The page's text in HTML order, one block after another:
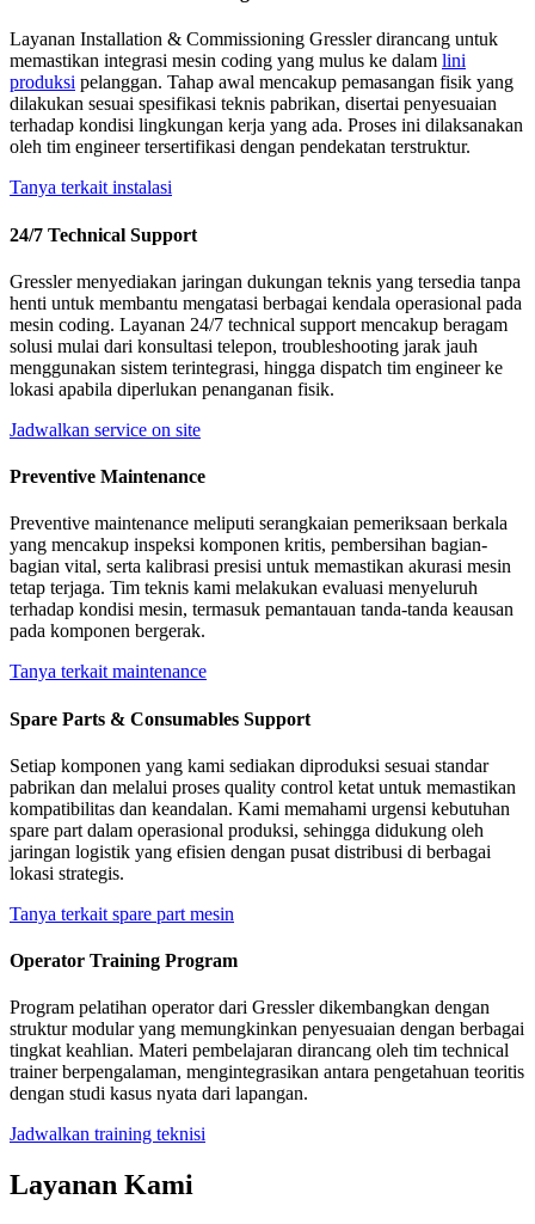
Layanan Installation & Commissioning Gressler dirancang untuk
memastikan integrasi mesin coding yang mulus ke dalam lini
produksi pelanggan. Tahap awal mencakup pemasangan fisik yang
dilakukan sesuai spesifikasi teknis pabrikan, disertai penyesuaian
terhadap kondisi lingkungan kerja yang ada. Proses ini dilaksanakan
oleh tim engineer tersertifikasi dengan pendekatan terstruktur.
Tanya terkait instalasi
24/7 Technical Support
Gressler menyediakan jaringan dukungan teknis yang tersedia tanpa
henti untuk membantu mengatasi berbagai kendala operasional pada
mesin coding. Layanan 24/7 technical support mencakup beragam
solusi mulai dari konsultasi telepon, troubleshooting jarak jauh
menggunakan sistem terintegrasi, hingga dispatch tim engineer ke
lokasi apabila diperlukan penanganan fisik.
Jadwalkan service on site
Preventive Maintenance
Preventive maintenance meliputi serangkaian pemeriksaan berkala
yang mencakup inspeksi komponen kritis, pembersihan bagian-
bagian vital, serta kalibrasi presisi untuk memastikan akurasi mesin
tetap terjaga. Tim teknis kami melakukan evaluasi menyeluruh
terhadap kondisi mesin, termasuk pemantauan tanda-tanda keausan
pada komponen bergerak.
Tanya terkait maintenance
Spare Parts & Consumables Support
Setiap komponen yang kami sediakan diproduksi sesuai standar
pabrikan dan melalui proses quality control ketat untuk memastikan
kompatibilitas dan keandalan. Kami memahami urgensi kebutuhan
spare part dalam operasional produksi, sehingga didukung oleh
jaringan logistik yang efisien dengan pusat distribusi di berbagai
lokasi strategis.
Tanya terkait spare part mesin
Operator Training Program
Program pelatihan operator dari Gressler dikembangkan dengan
struktur modular yang memungkinkan penyesuaian dengan berbagai
tingkat keahlian. Materi pembelajaran dirancang oleh tim technical
trainer berpengalaman, mengintegrasikan antara pengetahuan teoritis
dengan studi kasus nyata dari lapangan.
Jadwalkan training teknisi
Layanan Kami